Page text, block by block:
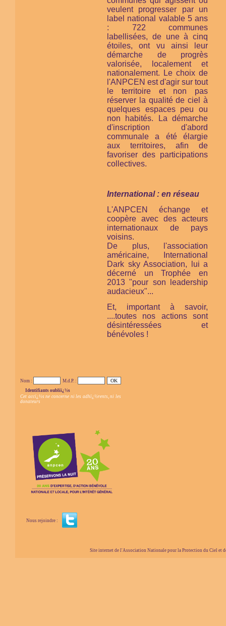
veulent progresser par un
label national valable 5 ans
: 722 communes
labellisées, de une à cinq
étoiles, ont vu ainsi leur
démarche de progrès
valorisée, localement et
nationalement. Le choix de
l'ANPCEN est d'agir sur tout
le territoire et non pas
réserver la qualité de ciel à
quelques espaces peu ou
non habités. La démarche
d'inscription d'abord
communale a été élargie
aux territoires, afin de
favoriser des participations
collectives.
International : en réseau
L'ANPCEN échange et
coopère avec des acteurs
internationaux de pays
voisins.
De plus, l'association
américaine,
International
Dark sky Association,
lui a
décerné un Trophée en
2013 "pour son leadership
audacieux"...
Et, important à savoir,
....toutes nos actions sont
désintéressées et
bénévoles !
Nom :
M.d.P. :
Identifiants oubliï¿½s
Cet accï¿½s ne concerne ni les adhï¿½rents, ni les
donateurs
Nous rejoindre :
Site internet de l'Association Nationale pour la Protection du Ciel et de